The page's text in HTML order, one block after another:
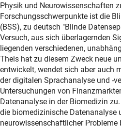
Physik und Neurowissenschaften
Forschungsschwerpunkte ist die
(BSS), zu deutsch "Blinde
Versuch, aus sich überlagernden
liegenden verschiedenen,
Theis hat zu diesem Zweck neue
entwickelt, wendet sich aber auch
der digitalen Sprachanalyse und -
Untersuchungen von
Datenanalyse in der Biomedizin
die biomedizinische Datenanalyse
neurowissenschaftlicher Probleme